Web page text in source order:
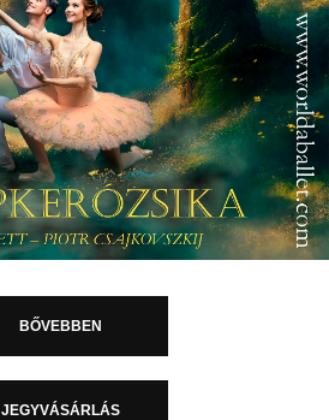
BŐVEBBEN
JEGYVÁSÁRLÁS